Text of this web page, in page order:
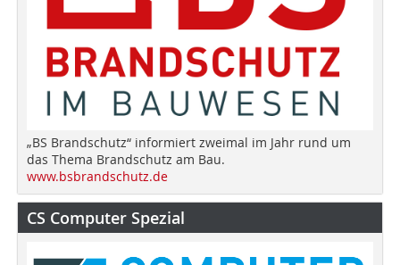
„BS Brandschutz“ informiert zweimal im Jahr rund um
das Thema Brandschutz am Bau.
www.bsbrandschutz.de
CS Computer Spezial